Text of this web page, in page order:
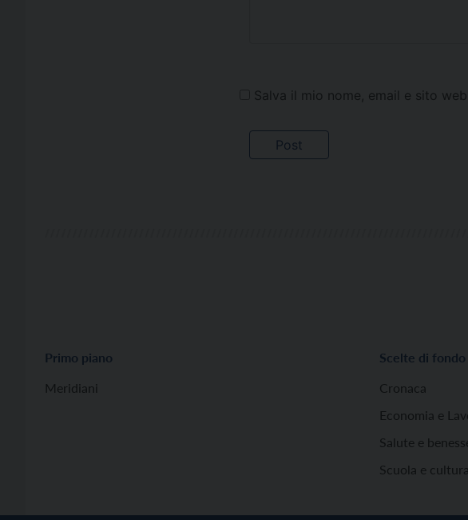
Salva il mio nome, email e sito
Primo piano
Meridiani
Scelte di fondo
Cronaca
Economia e
Salute e
Scuola e cultura